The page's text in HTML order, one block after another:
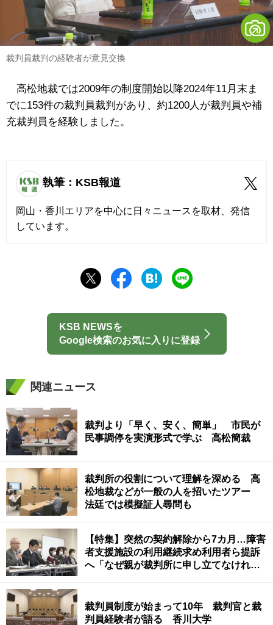
裁判員裁判の経験者が意見交換
高松地裁では2009年の制度開始以降2024年11月末ま
でに153件の裁判員裁判があり、約1200人が裁判員や補
充裁判員を経験しました。
執筆：KSB報道
岡山・香川エリアを中心に日々ニュースを取材、発信
しています。
KSB NEWSを
Google検索のお気に入りに登録
関連ニュース
裁判より「早く、安く、簡単」 市民が
民事調停を実演形式で学ぶ 高松簡裁
裁判所の役割について理解を深める 高
松地裁などが一般の人を招いたツアー
法廷では模擬証人尋問も
【特集】突然の契約解除から7カ月…障害
者支援施設の利用継続求め利用者ら提訴
へ「なぜ親が裁判所に申し立てなければ
裁判員制度が始まって10年 裁判官と裁
判員経験者が語る 香川大学